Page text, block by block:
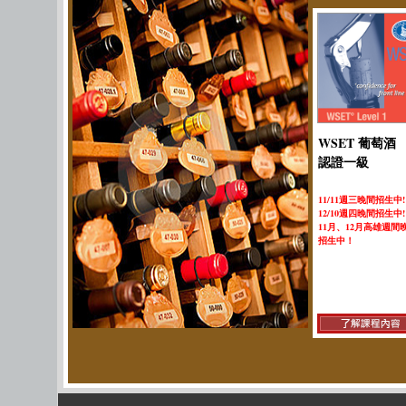
WSET 葡萄酒
認證一級
11/11週三晚間招生中!
12/10週四晚間招生中!
11月、12月高雄週間
招生中！